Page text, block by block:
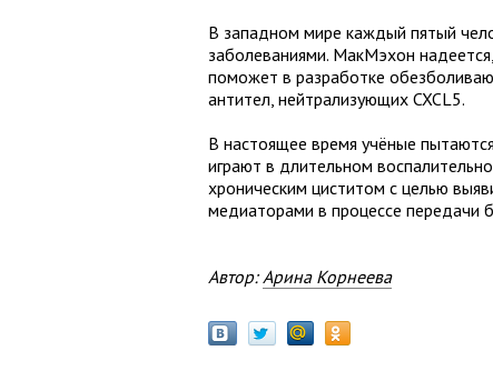
В западном мире каждый пятый
заболеваниями. МакМэхон
поможет в разработке
антител, нейтрализующих CXCL5.
В настоящее время учёные
играют в длительном
хроническим циститом с целью
медиаторами в процессе передачи
Автор:Арина Корнеева